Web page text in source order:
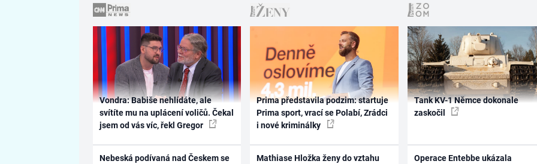
Vondra: Babiše nehlídáte, ale
svítíte mu na uplácení voličů. Čekal
jsem od vás víc, řekl Gregor
Nebeská podívaná nad Českem se
Prima představila podzim: startuje
Prima sport, vrací se Polabí, Zrádci
i nové kriminálky
Mathiase Hložka ženy do vztahu
Tank KV-1 Němce dokonale
zaskočil
Operace Entebbe ukázala